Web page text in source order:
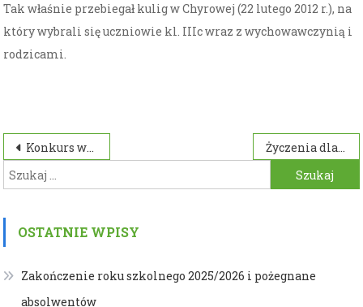
Tak właśnie przebiegał kulig w Chyrowej (22 lutego 2012 r.), na
który wybrali się uczniowie kl. IIIc wraz z wychowawczynią i
rodzicami.
Nawigacja
wpisu
Konkurs walentynkowy
Życzenia dla Pań
Szukaj:
OSTATNIE WPISY
Zakończenie roku szkolnego 2025/2026 i pożegnane
absolwentów